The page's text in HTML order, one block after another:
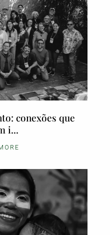
conexões que
i...